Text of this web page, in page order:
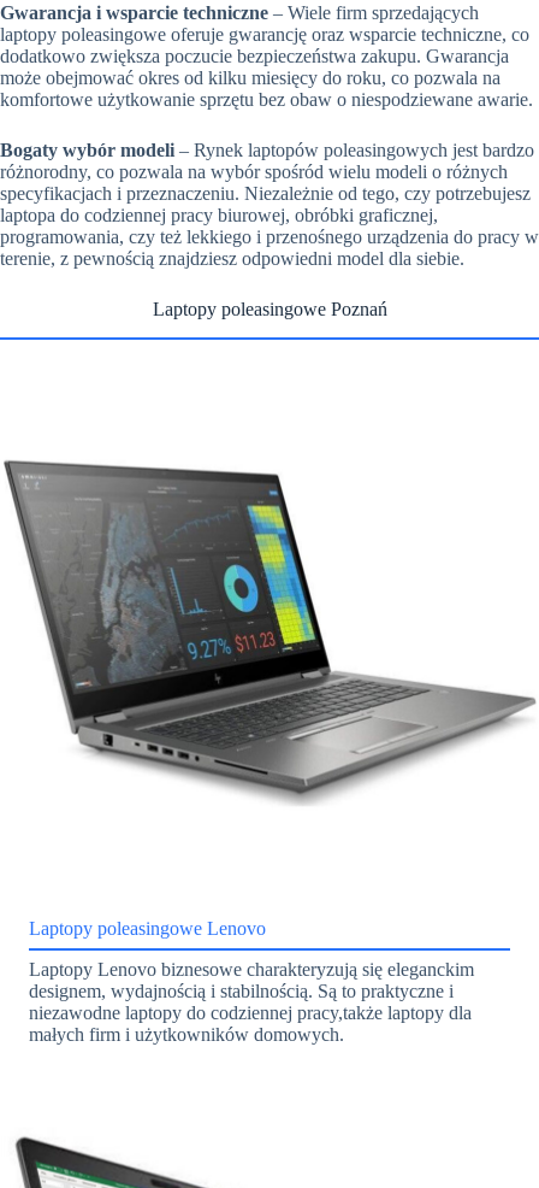
Gwarancja i wsparcie techniczne – Wiele firm sprzedających
laptopy poleasingowe oferuje gwarancję oraz wsparcie techniczne, co
dodatkowo zwiększa poczucie bezpieczeństwa zakupu. Gwarancja
może obejmować okres od kilku miesięcy do roku, co pozwala na
komfortowe użytkowanie sprzętu bez obaw o niespodziewane awarie.
Bogaty wybór modeli – Rynek laptopów poleasingowych jest bardzo
różnorodny, co pozwala na wybór spośród wielu modeli o różnych
specyfikacjach i przeznaczeniu. Niezależnie od tego, czy potrzebujesz
laptopa do codziennej pracy biurowej, obróbki graficznej,
programowania, czy też lekkiego i przenośnego urządzenia do pracy w
terenie, z pewnością znajdziesz odpowiedni model dla siebie.
Laptopy poleasingowe Poznań
Laptopy poleasingowe Lenovo
Laptopy Lenovo biznesowe charakteryzują się eleganckim
designem, wydajnością i stabilnością. Są to praktyczne i
niezawodne laptopy do codziennej pracy,także laptopy dla
małych firm i użytkowników domowych.